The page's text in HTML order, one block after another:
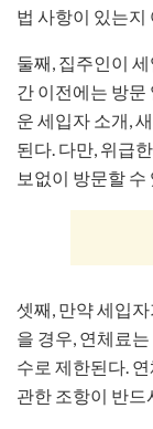
법 사항이 있는지
둘째, 집주인이
간 이전에는 방문
운 세입자 소개,
된다. 다만, 위급
보없이 방문할 수
셋째, 만약 세입
을 경우, 연체료
수로 제한된다.
관한 조항이 반드